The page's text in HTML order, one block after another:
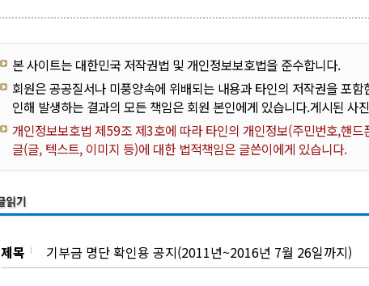
본 사이트는 대한민국 저작권법 및 개인정보보호법을 준수합니다.
회원은 공공질서나 미풍양속에 위배되는 내용과 타인의 저작권을 포
인해 발생하는 결과의 모든 책임은 회원 본인에게 있습니다.게시된
개인정보보호법 제59조 제3호에 따라 타인의 개인정보(주민번호,핸
글(글, 텍스트, 이미지 등)에 대한 법적책임은 글쓴이에게 있습니다.
제목 기부금 명단 확인용 공지(2011년~2016년 7월 26일까지)